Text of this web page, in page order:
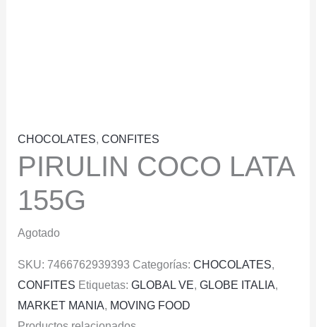
CHOCOLATES, CONFITES
PIRULIN COCO LATA
155G
Agotado
SKU: 7466762939393 Categorías: CHOCOLATES,
CONFITES Etiquetas: GLOBAL VE, GLOBE ITALIA,
MARKET MANIA, MOVING FOOD